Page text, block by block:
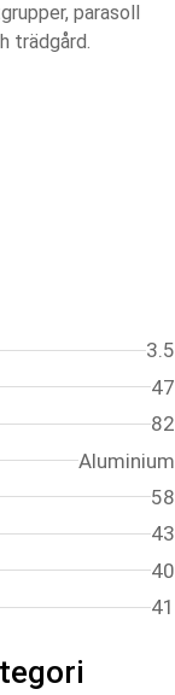
parasoll
trädgård.
3.5
47
82
Aluminium
58
43
40
41